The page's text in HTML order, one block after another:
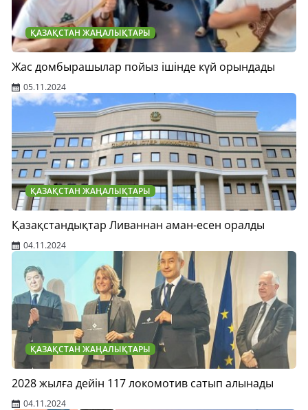
ҚАЗАҚСТАН ЖАҢАЛЫҚТАРЫ
Жас домбырашылар пойыз ішінде күй орындады
05.11.2024
ҚАЗАҚСТАН ЖАҢАЛЫҚТАРЫ
Қазақстандықтар Ливаннан аман-есен оралды
04.11.2024
ҚАЗАҚСТАН ЖАҢАЛЫҚТАРЫ
2028 жылға дейін 117 локомотив сатып алынады
04.11.2024